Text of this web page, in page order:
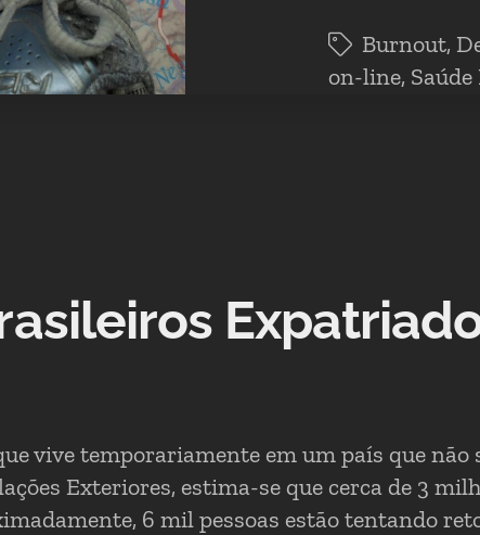
Burnout,
on-line,
vive temporariamente em um país que não
Exteriores, estima-se que cerca de 3
6 mil pessoas estão tentando